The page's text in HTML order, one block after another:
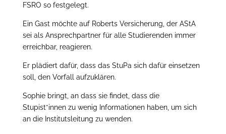
FSRO so festgelegt.
Ein Gast möchte auf Roberts Versicherung, der AStA
sei als Ansprechpartner für alle Studierenden immer
erreichbar, reagieren.
Er plädiert dafür, dass das StuPa sich dafür einsetzen
soll, den Vorfall aufzuklären.
Sophie bringt, an dass sie findet, dass die
Stupist*innen zu wenig Informationen haben, um sich
an die Institutsleitung zu wenden.